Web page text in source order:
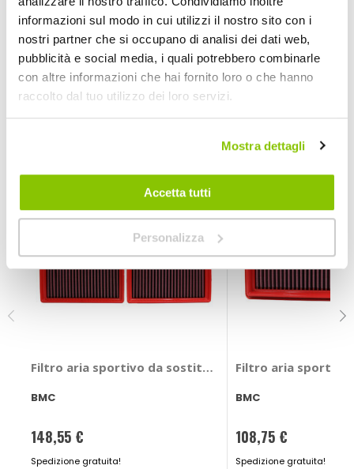
informazioni sul modo in cui utilizzi il nostro sito con i
nostri partner che si occupano di analisi dei dati web,
pubblicità e social media, i quali potrebbero combinarle
con altre informazioni che hai fornito loro o che hanno
raccolto dal tuo utilizzo dei loro servizi.
Mostra dettagli
Accetta tutti
Personalizza
Toyota Proace II / PROACE CITY 1.5 D 4-D 102/120hp 2018 >
Toyota Proace II / PROACE CITY 1.5 D 4-D 100 102hp 2019 >
Toyota Proace II / PROACE CITY 1.5 D 4-D 130 131hp 2019 >
Toyota Proace II / PROACE CITY 1.5 D 4-D 75 75hp 2019 >
POTREBBERO INTERESSARTI
Filtro aria sportivo da sostituzione Bmw Serie 6 Gran
BMC
148,55 €
Spedizione gratuita!
Filtro aria sportivo
BMC
108,75 €
Spedizione gratuita!